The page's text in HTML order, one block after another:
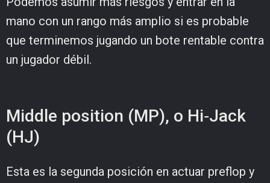
mano con un rango más amplio si es probable
que terminemos jugando un bote rentable contra
un jugador débil.
Middle position (MP), o Hi‑Jack
(HJ)
Esta es la segunda posición en actuar preflop y